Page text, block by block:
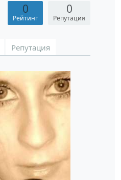
0
Репутация
0
Рейтинг
Репутация